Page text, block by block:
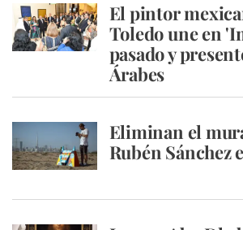
El pintor
Toledo une en
pasado y
Árabes
Eliminan el
Rubén Sánchez